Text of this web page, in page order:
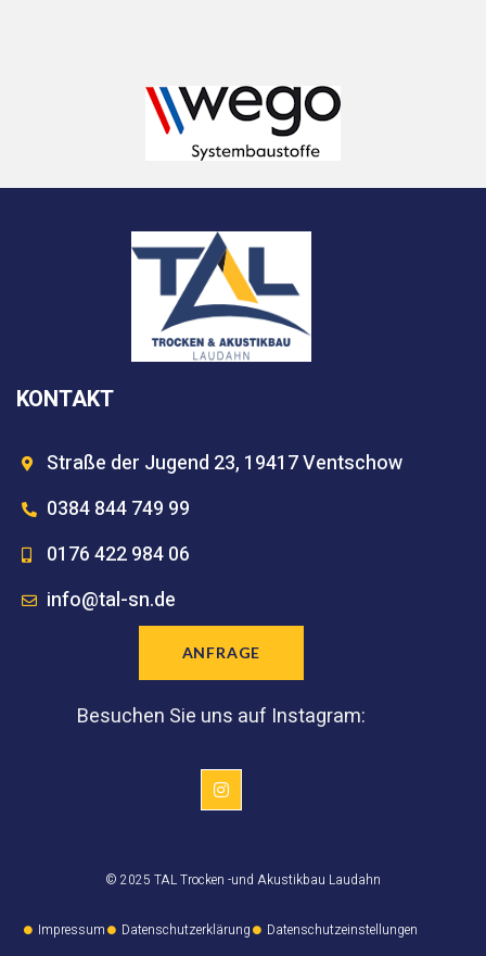
KONTAKT
Straße der Jugend 23, 19417 Ventschow
0384 844 749 99
0176 422 984 06
info@tal-sn.de
ANFRAGE
Besuchen Sie uns auf Instagram:
© 2025 TAL Trocken -und Akustikbau Laudahn
Impressum Datenschutzerklärung Datenschutzeinstellungen